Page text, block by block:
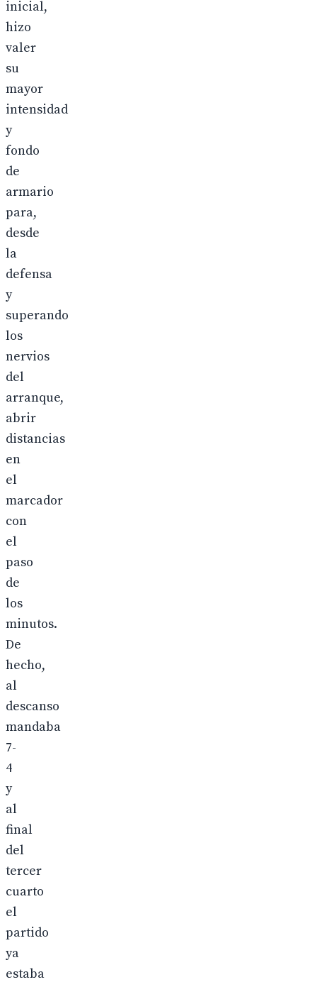
inicial,
hizo
valer
su
mayor
intensidad
y
fondo
de
armario
para,
desde
la
defensa
y
superando
los
nervios
del
arranque,
abrir
distancias
en
el
marcador
con
el
paso
de
los
minutos.
De
hecho,
al
descanso
mandaba
7-
4
y
al
final
del
tercer
cuarto
el
partido
ya
estaba